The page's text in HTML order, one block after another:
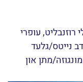
רוזנבליט, עופרי
נייטס/גלעד
מתן און